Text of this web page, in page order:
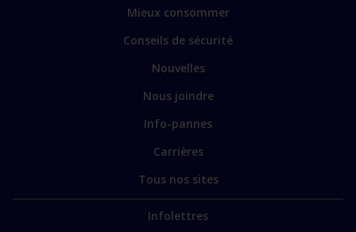
certains
sites
Mieux consommer
Conseils de sécurité
Nouvelles
Nous joindre
Info-pannes
Carrières
Tous nos sites
Infolettres